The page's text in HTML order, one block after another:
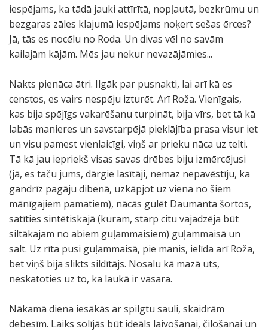
iespējams, ka tādā jauki attīrītā, nopļautā, bezkrūmu un
bezgaras zāles klajumā iespējams noķert sešas ērces?
Jā, tās es nocēlu no Roda. Un divas vēl no savām
kailajām kājām. Mēs jau nekur nevazājāmies...
Nakts pienāca ātri. Ilgāk par pusnakti, lai arī kā es
censtos, es vairs nespēju izturēt. Arī Roža. Vienīgais,
kas bija spējīgs vakarēšanu turpināt, bija vīrs, bet tā kā
labās manieres un savstarpējā pieklājība prasa visur iet
un visu pamest vienlaicīgi, viņš ar prieku nāca uz telti.
Tā kā jau iepriekš visas savas drēbes biju izmērcējusi
(jā, es taču jums, dārgie lasītāji, nemaz nepavēstīju, ka
gandrīz pagāju dibenā, uzkāpjot uz viena no šiem
mānīgajiem pamatiem), nācās gulēt Daumanta šortos,
satīties sintētiskajā (kuram, starp citu vajadzēja būt
siltākajam no abiem guļammaisiem) guļammaisā un
salt. Uz rīta pusi guļammaisā, pie manis, ielīda arī Roža,
bet viņš bija slikts sildītājs. Nosalu kā mazā uts,
neskatoties uz to, ka laukā ir vasara.
Nākamā diena iesākās ar spilgtu sauli, skaidrām
debesīm. Laiks solījās būt ideāls laivošanai, čilošanai un